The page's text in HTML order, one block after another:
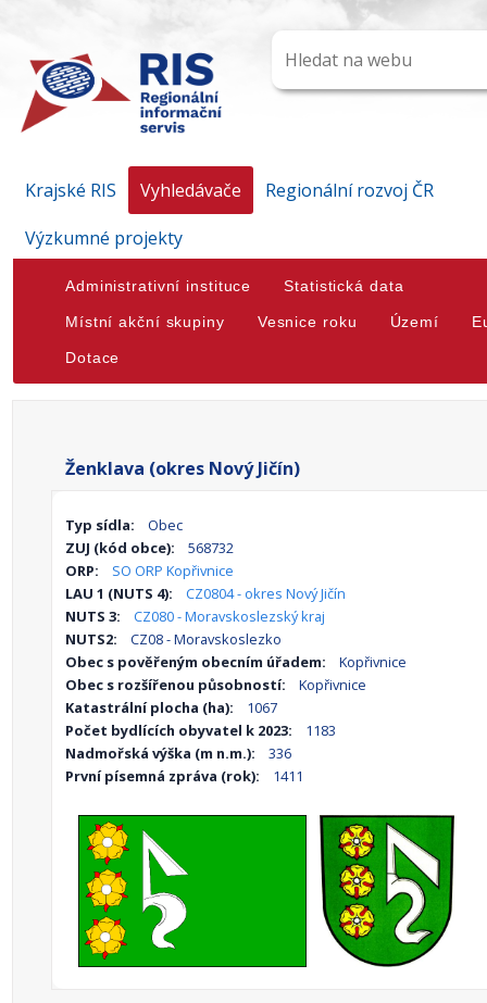
Krajské RIS Vyhledávače
Regionální rozvoj ČR
Výzkumné projekty
Administrativní instituce Statistická data
Místní akční skupiny Vesnice roku Území
Dotace
Ženklava (okres Nový Jičín)
Typ sídla:
Obec
ZUJ (kód obce):
568732
ORP:
SO ORP Kopřivnice
LAU 1 (NUTS 4):
CZ0804 - okres Nový Jičín
NUTS 3:
CZ080 - Moravskoslezský kraj
NUTS2:
CZ08 - Moravskoslezko
Obec s pověřeným obecním úřadem:
Kopřivnice
Obec s rozšířenou působností:
Kopřivnice
Katastrální plocha (ha):
1067
Počet bydlících obyvatel k 2023:
1183
Nadmořská výška (m n.m.):
336
První písemná zpráva (rok):
1411